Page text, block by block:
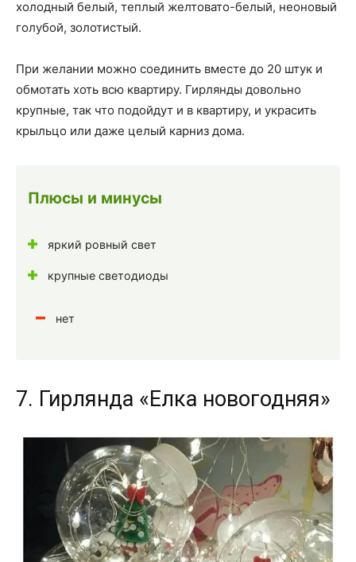
холодный белый, теплый желтовато-белый, неоновый
голубой, золотистый.
При желании можно соединить вместе до 20 штук и
обмотать хоть всю квартиру. Гирлянды довольно
крупные, так что подойдут и в квартиру, и украсить
крыльцо или даже целый карниз дома.
Плюсы и минусы
яркий ровный свет
крупные светодиоды
нет
7. Гирлянда «Елка новогодняя»